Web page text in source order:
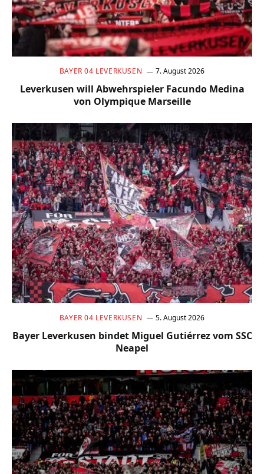
BAYER 04 LEVERKUSEN 7. August 2026
Leverkusen will Abwehrspieler Facundo Medina
von Olympique Marseille
BAYER 04 LEVERKUSEN 5. August 2026
Bayer Leverkusen bindet Miguel Gutiérrez vom SSC
Neapel